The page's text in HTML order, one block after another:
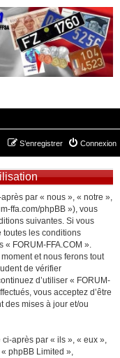
Connexion
S’enregistrer
par « nous », « notre »,
ffa.com/phpBB »), vous
suivantes. Si vous
toutes les conditions
« FORUM-FFA.COM ».
et nous ferons tout
de vérifier
d’utiliser « FORUM-
vous acceptez d’être
des mises à jour et/ou
après par « ils », « eux »,
phpBB Limited »,